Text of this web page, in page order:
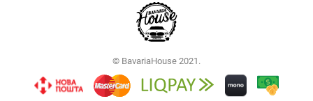
© BavariaHouse 2021.